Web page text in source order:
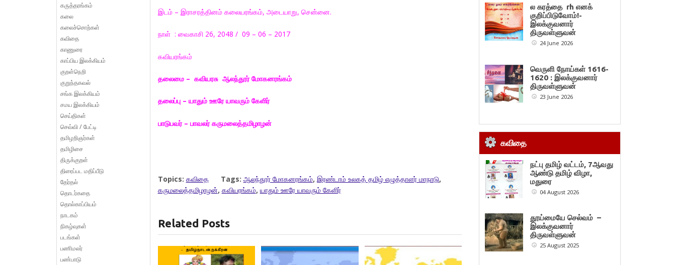
இடம் – இராசரத்தினம் கலையரங்கம், அடையாறு, சென்னை.
நாள் : வைகாசி 26, 2048 / 09 – 06 – 2017
கவியரங்கம்
தலைமை – கவியரசு ஆலந்தூர் மோகனரங்கம்
தலைப்பு – யாதும் ஊரே யாவரும் கேளிர்
பாடுபவர் – பாவலர் கருமலைத்தமிழாழன்
Topics: கவிதை Tags: ஆலந்தூர் மோகனரங்கம், இரண்டாம் உலகத் தமிழ் எழுத்தாளர் மாநாடு,
கருமலைத்தமிழாழன், கவியரங்கம், யாதும் ஊரே யாவரும் கேளிர்
Related Posts
கருத்தரங்கம்
கலை
கலைச்சொற்கள்
கவிதை
காணுரை
காப்பிய இலக்கியம்
குறள்நெறி
குறுந்தகவல்
சங்க இலக்கியம்
சமய இலக்கியம்
செய்திகள்
செவ்வி / பேட்டி
தமிழறிஞர்கள்
தமிழிசை
திருக்குறள்
திரைப்பட மதிப்பீடு
தேர்தல்
தொடர்கதை
தொல்காப்பியம்
நாடகம்
நிகழ்வுகள்
படங்கள்
பணிமலர்
பண்பாடு
ல கரத்தை rh எனக்
குறிப்பிடுவோம்!-
இலக்குவனார்
திருவள்ளுவன்
24 June 2026
வெருளி நோய்கள் 1616-
1620 : இலக்குவனார்
திருவள்ளுவன்
23 June 2026
கவிதை
நட்பு தமிழ் வட்டம், 7ஆவது
ஆண்டு தமிழ் விழா,
மதுரை
04 August 2026
தூய்மையே செல்வம் –
இலக்குவனார்
திருவள்ளுவன்
25 August 2025